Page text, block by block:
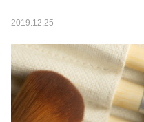
2019.12.25